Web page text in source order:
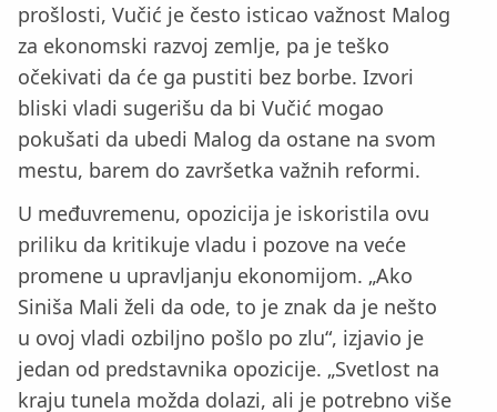
prošlosti, Vučić je često isticao važnost Malog
za ekonomski razvoj zemlje, pa je teško
očekivati da će ga pustiti bez borbe. Izvori
bliski vladi sugerišu da bi Vučić mogao
pokušati da ubedi Malog da ostane na svom
mestu, barem do završetka važnih reformi.
U međuvremenu, opozicija je iskoristila ovu
priliku da kritikuje vladu i pozove na veće
promene u upravljanju ekonomijom. „Ako
Siniša Mali želi da ode, to je znak da je nešto
u ovoj vladi ozbiljno pošlo po zlu“, izjavio je
jedan od predstavnika opozicije. „Svetlost na
kraju tunela možda dolazi, ali je potrebno više